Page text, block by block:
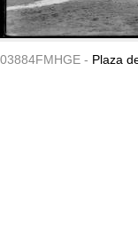
03884FMHGE - Plaza